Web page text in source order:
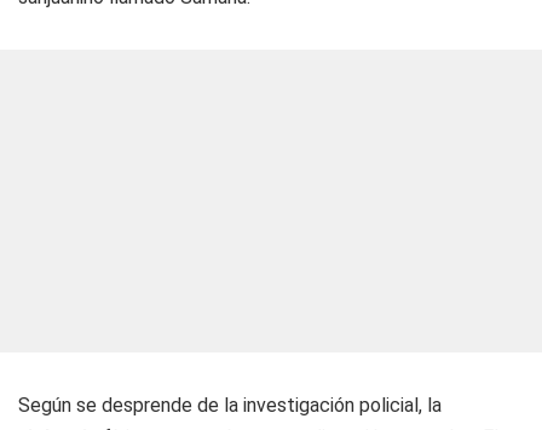
Según se desprende de la investigación policial, la